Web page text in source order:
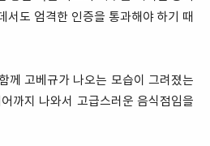
서도 엄격한 인증을 통과해야 하기 때
께 고베규가 나오는 모습이 그려졌는
까지 나와서 고급스러운 음식점임을